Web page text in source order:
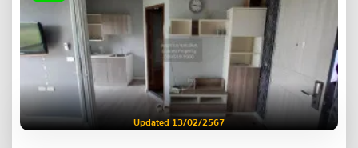
Updated 13/02/2567